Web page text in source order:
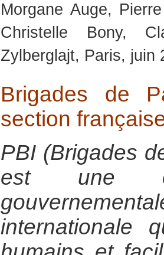
Morgane Auge,
Christelle Bony,
Zylberglajt, Paris, juin
Brigades de
section
PBI (Brigades
est une
internationale